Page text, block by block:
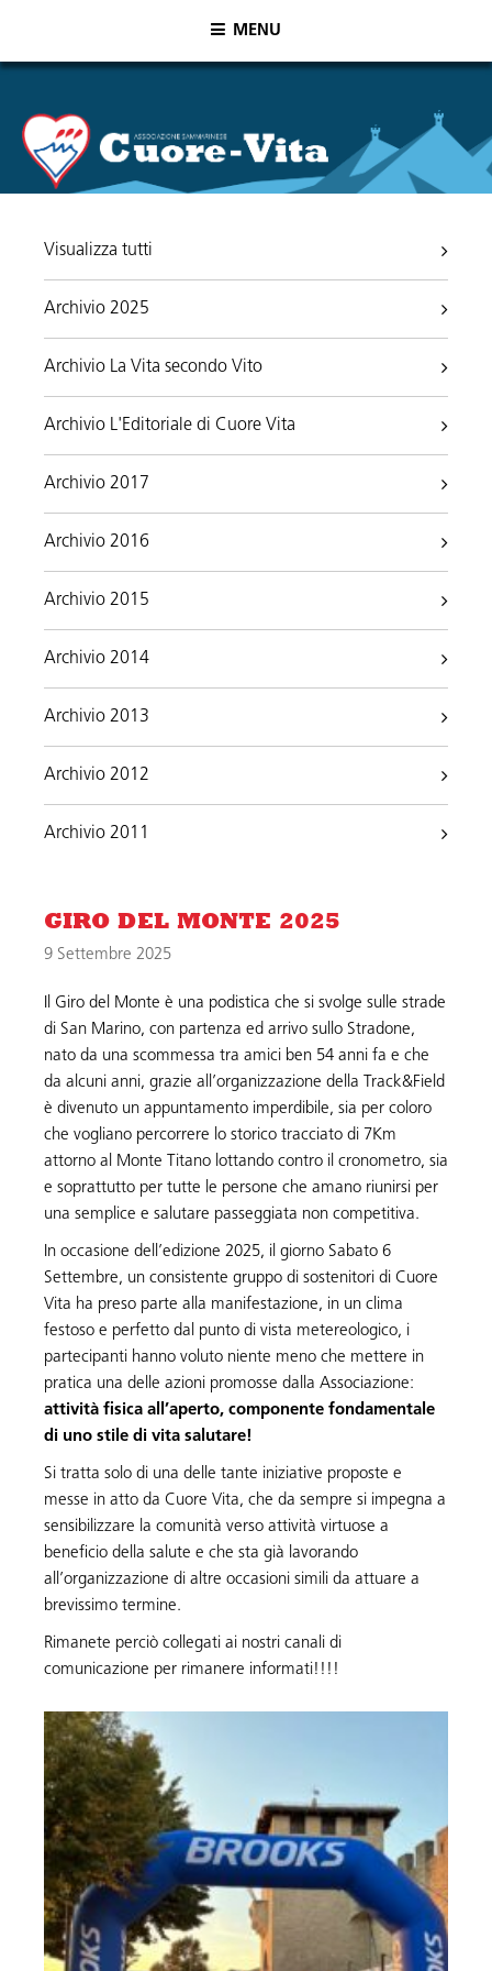
MENU
Visualizza tutti
Archivio 2025
Archivio La Vita secondo Vito
Archivio L'Editoriale di Cuore Vita
Archivio 2017
Archivio 2016
Archivio 2015
Archivio 2014
Archivio 2013
Archivio 2012
Archivio 2011
GIRO DEL MONTE 2025
9 Settembre 2025
Il Giro del Monte è una podistica che si svolge sulle strade
di San Marino, con partenza ed arrivo sullo Stradone,
nato da una scommessa tra amici ben 54 anni fa e che
da alcuni anni, grazie all’organizzazione della Track&Field
è divenuto un appuntamento imperdibile, sia per coloro
che vogliano percorrere lo storico tracciato di 7Km
attorno al Monte Titano lottando contro il cronometro, sia
e soprattutto per tutte le persone che amano riunirsi per
una semplice e salutare passeggiata non competitiva.
In occasione dell’edizione 2025, il giorno Sabato 6
Settembre, un consistente gruppo di sostenitori di Cuore
Vita ha preso parte alla manifestazione, in un clima
festoso e perfetto dal punto di vista metereologico, i
partecipanti hanno voluto niente meno che mettere in
pratica una delle azioni promosse dalla Associazione:
attività fisica all’aperto, componente fondamentale
di uno stile di vita salutare!
Si tratta solo di una delle tante iniziative proposte e
messe in atto da Cuore Vita, che da sempre si impegna a
sensibilizzare la comunità verso attività virtuose a
beneficio della salute e che sta già lavorando
all’organizzazione di altre occasioni simili da attuare a
brevissimo termine.
Rimanete perciò collegati ai nostri canali di
comunicazione per rimanere informati!!!!